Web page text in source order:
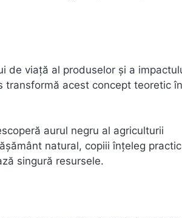
de viață al produselor și a
transformă acest concept teoretic
aurul negru al agriculturii
natural, copiii înțeleg practic
singură resursele.